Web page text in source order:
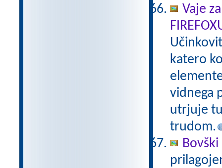
Vaje
katero
vidnega
utrjuje
trudom.